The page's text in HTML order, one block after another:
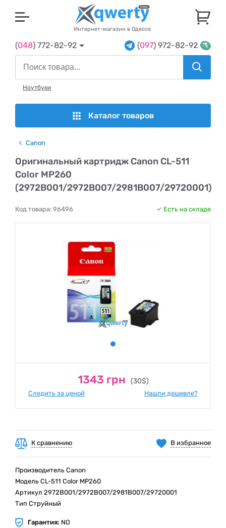
Интернет-магазин в Одессе
(048) 772-82-92 (097) 972-82-92
Ноутбуки
Каталог товаров
Canon
Оригинальный картридж Canon CL-511
Color MP260
(2972B001/2972B007/2981B007/29720001)
Код товара: 96496 Есть на складе
1343 грн (30$)
Следить за ценой Нашли дешевле?
В избранное
К сравнению
Производитель Canon
Модель CL-511 Color MP260
Артикул 2972B001/2972B007/2981B007/29720001
Тип Струйный
Гарантия: NO